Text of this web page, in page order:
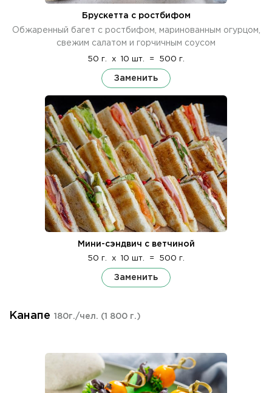
Брускетта с ростбифом
Обжаренный багет с ростбифом, маринованным огурцом,
свежим салатом и горчичным соусом
50 г. x 10 шт. = 500 г.
Заменить
Мини-сэндвич с ветчиной
50 г. x 10 шт. = 500 г.
Заменить
Канапе 180г./чел. (1 800 г.)